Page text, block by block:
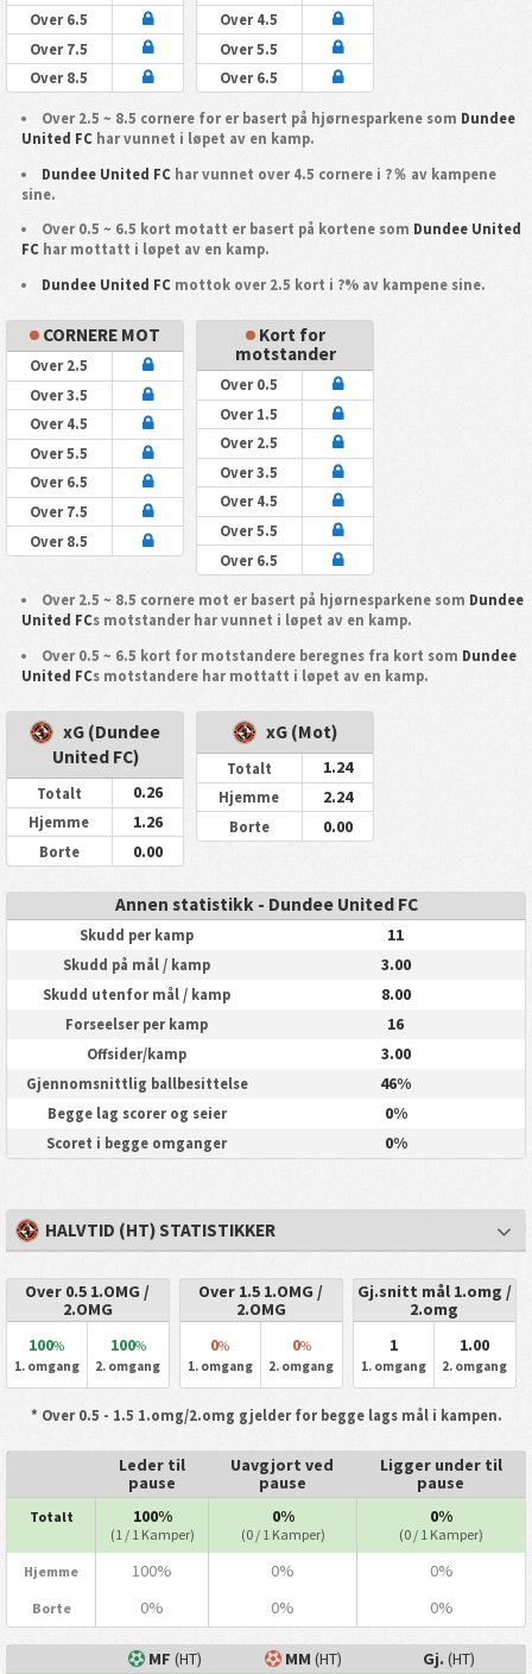
Over 6.5
Over 7.5
Over 8.5
Over 4.5
Over 5.5
Over 6.5
Over 2.5 ~ 8.5 cornere for er basert på hjørnesparkene som Dundee
United FChar vunnet i løpet av en kamp.
Dundee United FC har vunnet over 4.5 cornere i ?％ av kampene
sine.
Over 0.5 ~ 6.5 kort motatt er basert på kortene som Dundee United
FChar mottatt i løpet av en kamp.
Dundee United FC mottok over 2.5 kort i ?% av kampene sine.
CORNERE MOT
Over 2.5
Over 3.5
Over 4.5
Over 5.5
Over 6.5
Over 7.5
Over 8.5
Kort for
motstander
Over 0.5
Over 1.5
Over 2.5
Over 3.5
Over 4.5
Over 5.5
Over 6.5
Over 2.5 ~ 8.5 cornere mot er basert på hjørnesparkene som Dundee
United FCs motstander har vunnet i løpet av en kamp.
Over 0.5 ~ 6.5 kort for motstandere beregnes fra kort som Dundee
United FCs motstandere har mottatt i løpet av en kamp.
xG (Dundee
United FC)
Totalt 0.26
Hjemme 1.26
Borte 0.00
xG (Mot)
Totalt 1.24
Hjemme 2.24
Borte 0.00
Annen statistikk - Dundee United FC
Skudd per kamp 11
Skudd på mål / kamp 3.00
Skudd utenfor mål / kamp 8.00
Forseelser per kamp 16
Offsider/kamp 3.00
Gjennomsnittlig ballbesittelse 46%
Begge lag scorer og seier 0%
Scoret i begge omganger 0%
HALVTID (HT) STATISTIKKER
Over 0.5 1.OMG /
2.OMG
100%
1. omgang
100%
2. omgang
Over 1.5 1.OMG /
2.OMG
0%
1. omgang
0%
2. omgang
Gj.snitt mål 1.omg /
2.omg
1
1. omgang
1.00
2. omgang
* Over 0.5 - 1.5 1.omg/2.omg gjelder for begge lags mål i kampen.
Leder til
pause
Uavgjort ved
pause
Ligger under til
pause
Totalt 100%
(1 / 1 Kamper)
0%
(0 / 1 Kamper)
0%
(0 / 1 Kamper)
Hjemme 100% 0% 0%
Borte 0% 0% 0%
MF (HT) MM (HT) Gj. (HT)